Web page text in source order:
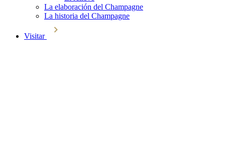
La elaboración del Champagne
La historia del Champagne
Visitar